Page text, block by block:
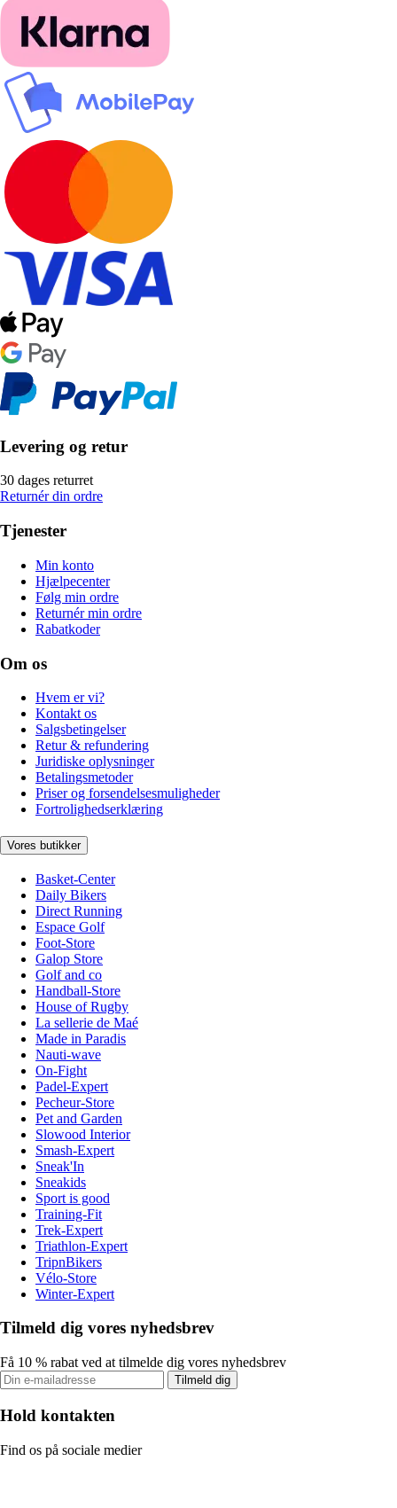
Levering og retur
30 dages returret
Returnér din ordre
Tjenester
Min konto
Hjælpecenter
Følg min ordre
Returnér min ordre
Rabatkoder
Om os
Hvem er vi?
Kontakt os
Salgsbetingelser
Retur & refundering
Juridiske oplysninger
Betalingsmetoder
Priser og forsendelsesmuligheder
Fortrolighedserklæring
Vores butikker
Basket-Center
Daily Bikers
Direct Running
Espace Golf
Foot-Store
Galop Store
Golf and co
Handball-Store
House of Rugby
La sellerie de Maé
Made in Paradis
Nauti-wave
On-Fight
Padel-Expert
Pecheur-Store
Pet and Garden
Slowood Interior
Smash-Expert
Sneak'In
Sneakids
Sport is good
Training-Fit
Trek-Expert
Triathlon-Expert
TripnBikers
Vélo-Store
Winter-Expert
Tilmeld dig vores nyhedsbrev
Få 10 % rabat ved at tilmelde dig vores nyhedsbrev
Tilmeld dig
Hold kontakten
Find os på sociale medier